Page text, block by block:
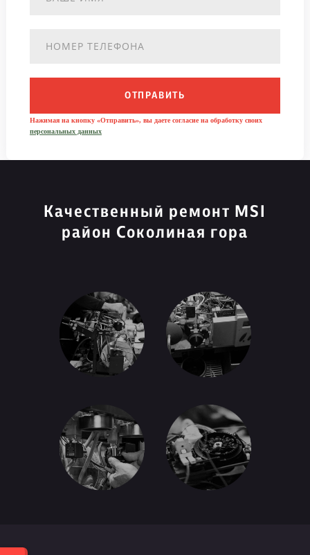
ОТПРАВИТЬ
Нажимая на кнопку «Отправить», вы даете согласие на обработку своих
персональных данных
Качественный ремонт MSI
район Соколиная гора